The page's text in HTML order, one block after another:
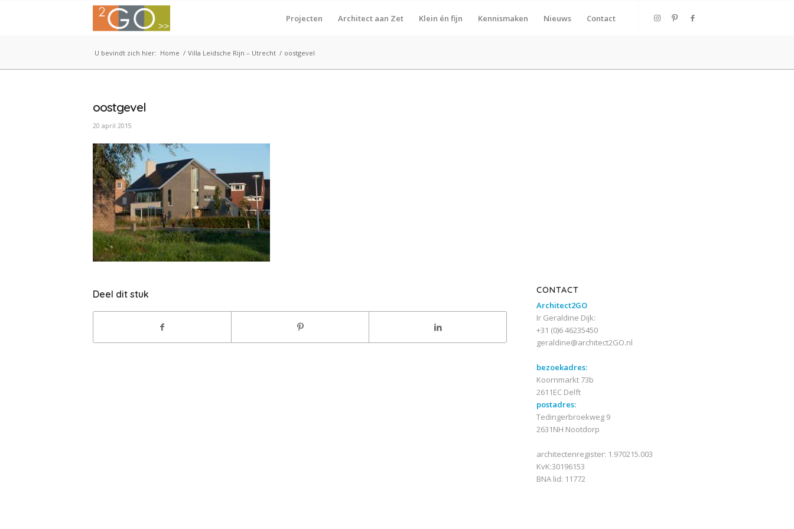
Projecten Architect aan Zet Klein én fijn Kennismaken Nieuws Contact
U bevindt zich hier: Home / Villa Leidsche Rijn – Utrecht / oostgevel
oostgevel
20 april 2015
Deel dit stuk
CONTACT
Architect2GO
Ir Geraldine Dijk:
+31 (0)6 46235450
geraldine@architect2GO.nl
bezoekadres:
Koornmarkt 73b
2611EC Delft
postadres:
Tedingerbroekweg 9
2631NH Nootdorp
architectenregister: 1.970215.003
KvK:30196153
BNA lid: 11772